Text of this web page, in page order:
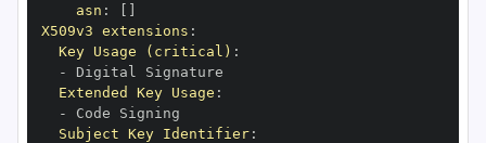
asn :
X509v3 extensions :
Key Usage (critical) :
-
Extended Key Usage :
-
Subject Key Identifier: